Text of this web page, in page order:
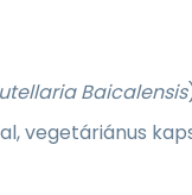
Baicalensis
vegetáriánus